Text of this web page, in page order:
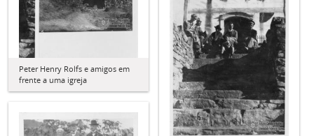
Peter Henry Rolfs e amigos em
frente a uma igreja